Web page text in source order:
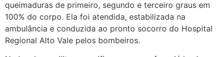
queimaduras de primeiro, segundo e terceiro graus em
100% do corpo. Ela foi atendida, estabilizada na
ambulância e conduzida ao pronto socorro do Hospital
Regional Alto Vale pelos bombeiros.